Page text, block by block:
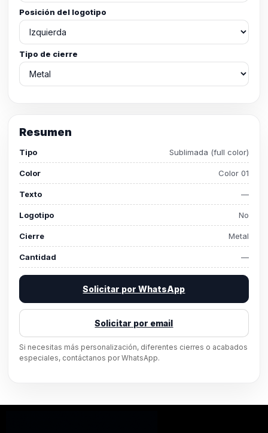
Posición del logotipo
Tipo de cierre
Resumen
Tipo Sublimada (full color)
Color Color 01
Texto —
Logotipo No
Cierre Metal
Cantidad —
Solicitar por WhatsApp
Solicitar por email
Si necesitas más personalización, diferentes cierres o acabados
especiales, contáctanos por WhatsApp.